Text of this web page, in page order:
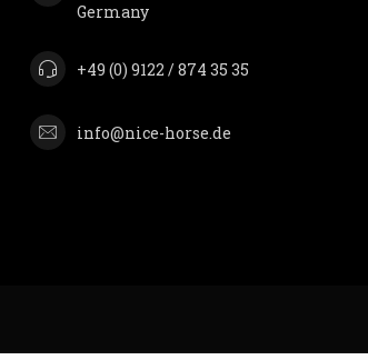
Germany
+49 (0) 9122 / 874 35 35
info@nice-horse.de